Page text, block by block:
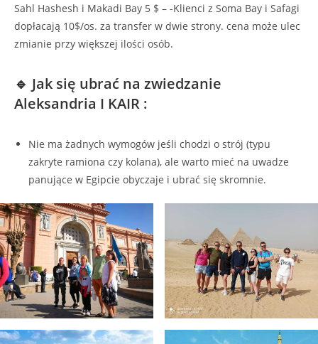
Sahl Hashesh i Makadi Bay 5 $ – -Klienci z Soma Bay i Safagi
dopłacają 10$/os. za transfer w dwie strony. cena może ulec
zmianie przy większej ilości osób.
🔹 Jak się ubrać na zwiedzanie
Aleksandria I KAIR :
Nie ma żadnych wymogów jeśli chodzi o strój (typu
zakryte ramiona czy kolana), ale warto mieć na uwadze
panujące w Egipcie obyczaje i ubrać się skromnie.